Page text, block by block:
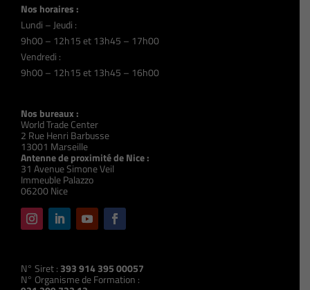
Nos horaires :
Lundi – Jeudi :
9h00 – 12h15 et 13h45 – 17h00
Vendredi :
9h00 – 12h15 et 13h45 – 16h00
Nos bureaux :
World Trade Center
2 Rue Henri Barbusse
13001 Marseille
Antenne de proximité de Nice :
31 Avenue Simone Veil
Immeuble Palazzo
06200 Nice
N° Siret : 393 914 395 00057
N° Organisme de Formation :